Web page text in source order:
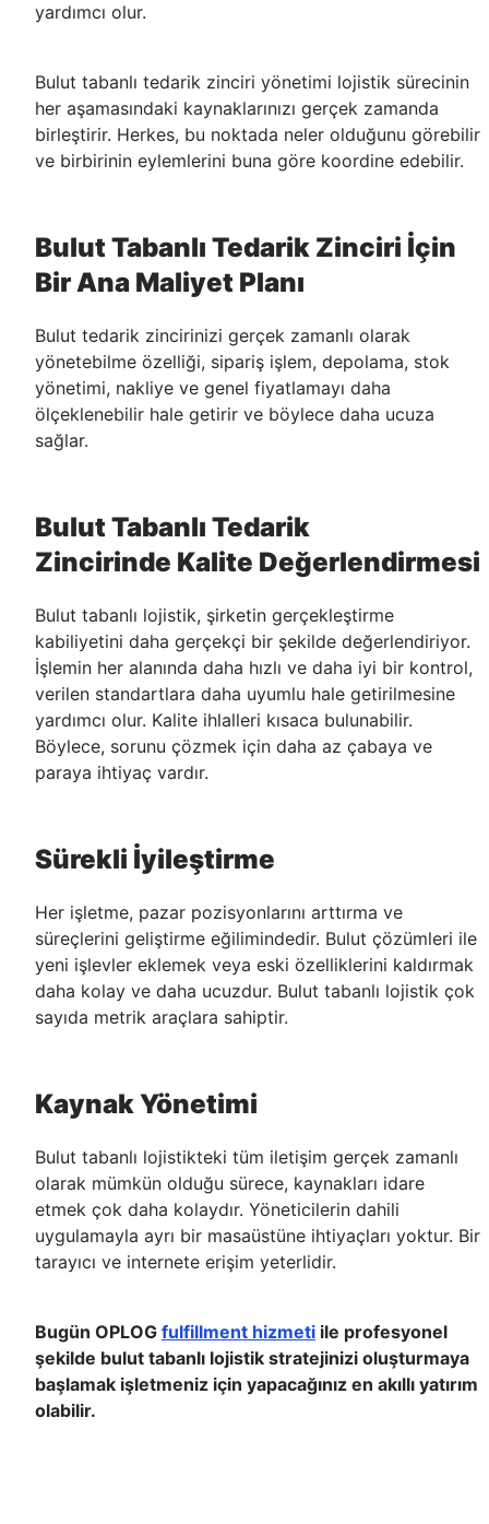
yardımcı olur.
Bulut tabanlı tedarik zinciri yönetimi lojistik sürecinin
her aşamasındaki kaynaklarınızı gerçek zamanda
birleştirir. Herkes, bu noktada neler olduğunu görebilir
ve birbirinin eylemlerini buna göre koordine edebilir.
Bulut Tabanlı Tedarik Zinciri İçin
Bir Ana Maliyet Planı
Bulut tedarik zincirinizi gerçek zamanlı olarak
yönetebilme özelliği, sipariş işlem, depolama, stok
yönetimi, nakliye ve genel fiyatlamayı daha
ölçeklenebilir hale getirir ve böylece daha ucuza
sağlar.
Bulut Tabanlı Tedarik
Zincirinde Kalite Değerlendirmesi
Bulut tabanlı lojistik, şirketin gerçekleştirme
kabiliyetini daha gerçekçi bir şekilde değerlendiriyor.
İşlemin her alanında daha hızlı ve daha iyi bir kontrol,
verilen standartlara daha uyumlu hale getirilmesine
yardımcı olur. Kalite ihlalleri kısaca bulunabilir.
Böylece, sorunu çözmek için daha az çabaya ve
paraya ihtiyaç vardır.
Sürekli İyileştirme
Her işletme, pazar pozisyonlarını arttırma ve
süreçlerini geliştirme eğilimindedir. Bulut çözümleri ile
yeni işlevler eklemek veya eski özelliklerini kaldırmak
daha kolay ve daha ucuzdur. Bulut tabanlı lojistik çok
sayıda metrik araçlara sahiptir.
Kaynak Yönetimi
Bulut tabanlı lojistikteki tüm iletişim gerçek zamanlı
olarak mümkün olduğu sürece, kaynakları idare
etmek çok daha kolaydır. Yöneticilerin dahili
uygulamayla ayrı bir masaüstüne ihtiyaçları yoktur. Bir
tarayıcı ve internete erişim yeterlidir.
Bugün OPLOG fulfillment hizmeti ile profesyonel
şekilde bulut tabanlı lojistik stratejinizi oluşturmaya
başlamak işletmeniz için yapacağınız en akıllı yatırım
olabilir.